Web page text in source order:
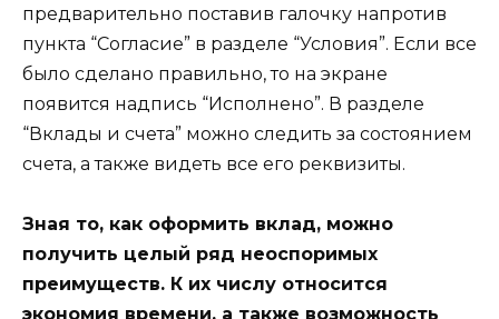
предварительно поставив галочку напротив
пункта “Согласие” в разделе “Условия”. Если все
было сделано правильно, то на экране
появится надпись “Исполнено”. В разделе
“Вклады и счета” можно следить за состоянием
счета, а также видеть все его реквизиты.
Зная то, как оформить вклад, можно
получить целый ряд неоспоримых
преимуществ. К их числу относится
экономия времени, а также возможность